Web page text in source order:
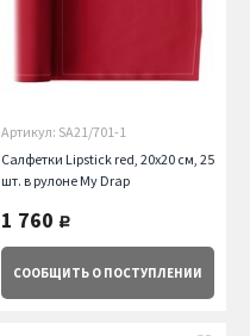
Артикул: SA21/701-1
Салфетки Lipstick red, 20х20 см, 25
шт. в рулоне My Drap
1 760 руб.
СООБЩИТЬ О ПОСТУПЛЕНИИ